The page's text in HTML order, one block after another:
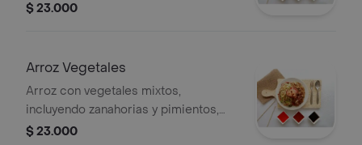
$ 23.000
Arroz Vegetales
Arroz con vegetales mixtos,
incluyendo zanahorias y pimientos,
acompañado de chuf suey.
$ 23.000